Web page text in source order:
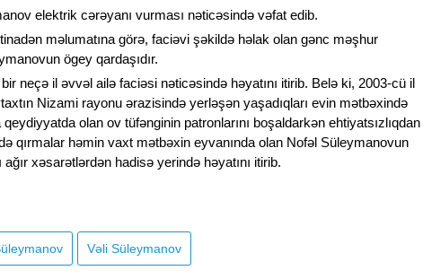
elektrik cərəyanı vurması nəticəsində vəfat edib.
məlumatına görə, faciəvi şəkildə həlak olan gənc məşhur
ögey qardaşıdır.
neçə il əvvəl ailə faciəsi nəticəsində həyatını itirib. Belə ki, 2003-cü il
Nizami rayonu ərazisində yerləşən yaşadıqları evin mətbəxində
olan ov tüfənginin patronlarını boşaldarkən ehtiyatsızlıqdan
qırmalar həmin vaxt mətbəxin eyvanında olan Nofəl Süleymanovun
xəsarətlərdən hadisə yerində həyatını itirib.
Vəli Süleymanov